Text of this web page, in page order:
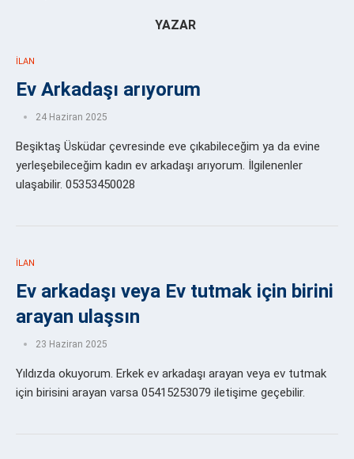
YAZAR
İLAN
Ev Arkadaşı arıyorum
24 Haziran 2025
Beşiktaş Üsküdar çevresinde eve çıkabileceğim ya da evine
yerleşebileceğim kadın ev arkadaşı arıyorum. İlgilenenler
ulaşabilir. 05353450028
İLAN
Ev arkadaşı veya Ev tutmak için birini
arayan ulaşsın
23 Haziran 2025
Yıldızda okuyorum. Erkek ev arkadaşı arayan veya ev tutmak
için birisini arayan varsa 05415253079 iletişime geçebilir.